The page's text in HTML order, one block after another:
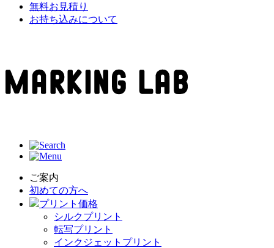
無料お見積り
お持ち込みについて
ご案内
初めての方へ
プリント価格
シルクプリント
転写プリント
インクジェットプリント